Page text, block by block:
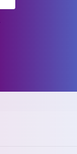
op